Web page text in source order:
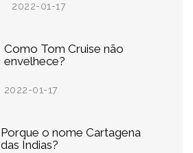
2022-01-17
Como Tom Cruise não
envelhece?
2022-01-17
Porque o nome Cartagena
das Índias?